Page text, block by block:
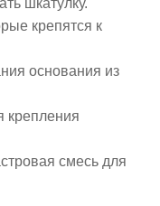
шкатулку.
крепятся к
основания из
крепления
смесь для